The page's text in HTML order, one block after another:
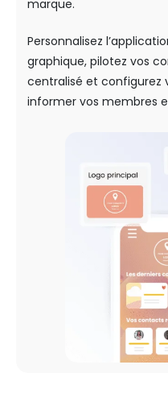
marque.
Personnalisez
graphique, pilotez vos
centralisé et configurez
informer vos membres